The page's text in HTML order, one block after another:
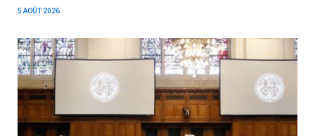
5 AOÛT 2026